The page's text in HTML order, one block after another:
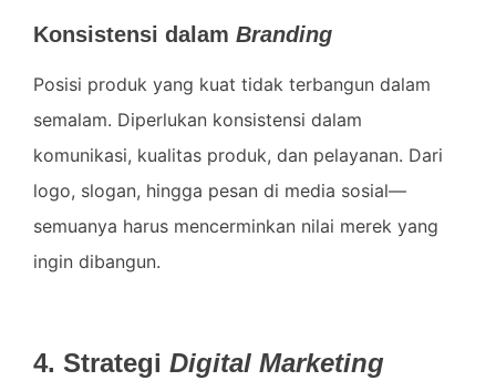
Konsistensi dalam Branding
Posisi produk yang kuat tidak terbangun dalam
semalam. Diperlukan konsistensi dalam
komunikasi, kualitas produk, dan pelayanan. Dari
logo, slogan, hingga pesan di media sosial—
semuanya harus mencerminkan nilai merek yang
ingin dibangun.
4. Strategi Digital Marketing